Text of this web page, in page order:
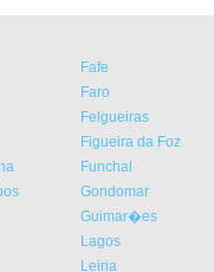
Fafe
Faro
Felgueiras
Figueira da Foz
Funchal
Gondomar
Guimar�es
Lagos
Leiria